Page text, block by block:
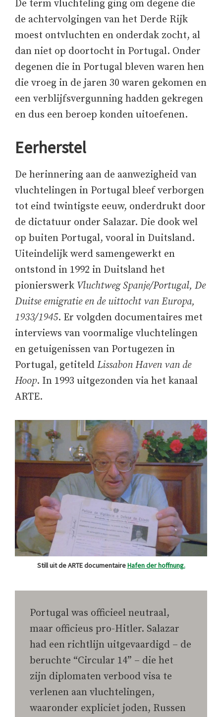
De term vluchteling ging om degene die
de achtervolgingen van het Derde Rijk
moest ontvluchten en onderdak zocht, al
dan niet op doortocht in Portugal. Onder
degenen die in Portugal bleven waren hen
die vroeg in de jaren 30 waren gekomen en
een verblijfsvergunning hadden gekregen
en dus een beroep konden uitoefenen.
Eerherstel
De herinnering aan de aanwezigheid van
vluchtelingen in Portugal bleef verborgen
tot eind twintigste eeuw, onderdrukt door
de dictatuur onder Salazar. Die dook wel
op buiten Portugal, vooral in Duitsland.
Uiteindelijk werd samengewerkt en
ontstond in 1992 in Duitsland het
pionierswerk Vluchtweg Spanje/Portugal, De
Duitse emigratie en de uittocht van Europa,
1933/1945. Er volgden documentaires met
interviews van voormalige vluchtelingen
en getuigenissen van Portugezen in
Portugal, getiteld Lissabon Haven van de
Hoop. In 1993 uitgezonden via het kanaal
ARTE.
Still uit de ARTE documentaireHafen der hoffnung.
Portugal was officieel neutraal,
maar officieus pro-Hitler. Salazar
had een richtlijn uitgevaardigd – de
beruchte “Circular 14” – die het
zijn diplomaten verbood visa te
verlenen aan vluchtelingen,
waaronder expliciet joden, Russen